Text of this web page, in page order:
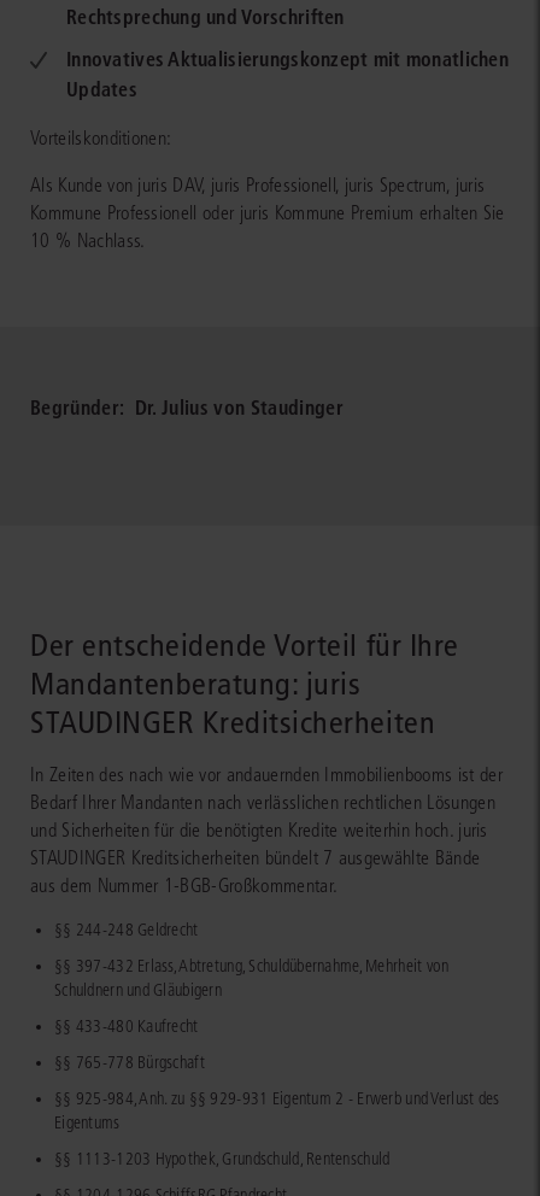
Rechtsprechung und Vorschriften
Innovatives Aktualisierungskonzept mit monatlichen
Updates
Vorteilskonditionen:
Als Kunde von juris DAV, juris Professionell, juris Spectrum, juris
Kommune Professionell oder juris Kommune Premium erhalten Sie
10 % Nachlass.
Begründer: Dr. Julius von Staudinger
Der entscheidende Vorteil für Ihre
Mandantenberatung: juris
STAUDINGER Kreditsicherheiten
In Zeiten des nach wie vor andauernden Immobilienbooms ist der
Bedarf Ihrer Mandanten nach verlässlichen rechtlichen Lösungen
und Sicherheiten für die benötigten Kredite weiterhin hoch. juris
STAUDINGER Kreditsicherheiten bündelt 7 ausgewählte Bände
aus dem Nummer 1-BGB-Großkommentar.
§§ 244-248 Geldrecht
§§ 397-432 Erlass, Abtretung, Schuldübernahme, Mehrheit von
Schuldnern und Gläubigern
§§ 433-480 Kaufrecht
§§ 765-778 Bürgschaft
§§ 925-984, Anh. zu §§ 929-931 Eigentum 2 - Erwerb und Verlust des
Eigentums
§§ 1113-1203 Hypothek, Grundschuld, Rentenschuld